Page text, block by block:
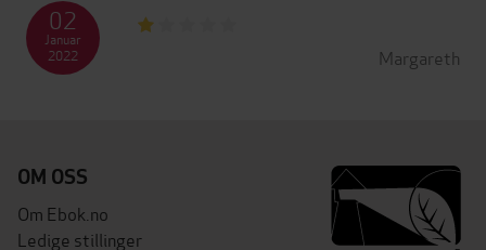
Margareth
02
Januar
2022
OM OSS
Om Ebok.no
Ledige stillinger